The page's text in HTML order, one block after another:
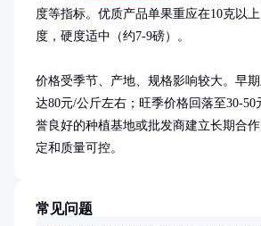
度等指标。优质产品单果重应在10克以
度，硬度适中（约7-9磅）。
价格受季节、产地、规格影响较大。早
达80元/公斤左右；旺季价格回落至30-
誉良好的种植基地或批发商建立长期合
定和质量可控。
常见问题